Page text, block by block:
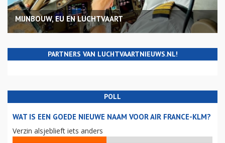
MIJNBOUW, EU EN LUCHTVAART
PARTNERS VAN LUCHTVAARTNIEUWS.NL!
POLL
WAT IS EEN GOEDE NIEUWE NAAM VOOR AIR FRANCE-KLM?
Verzin alsjeblieft iets anders